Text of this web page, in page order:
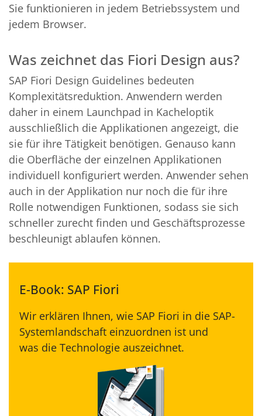
Sie funktionieren in jedem Betriebssystem und
jedem Browser.
Was zeichnet das Fiori Design aus?
SAP Fiori Design Guidelines bedeuten
Komplexitätsreduktion. Anwendern werden
daher in einem Launchpad in Kacheloptik
ausschließlich die Applikationen angezeigt, die
sie für ihre Tätigkeit benötigen. Genauso kann
die Oberfläche der einzelnen Applikationen
individuell konfiguriert werden. Anwender sehen
auch in der Applikation nur noch die für ihre
Rolle notwendigen Funktionen, sodass sie sich
schneller zurecht finden und Geschäftsprozesse
beschleunigt ablaufen können.
E-Book: SAP Fiori
Wir erklären Ihnen, wie SAP Fiori in die SAP-
Systemlandschaft einzuordnen ist und
was die Technologie auszeichnet.